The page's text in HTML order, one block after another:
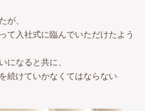
が、
て入社式に臨んでいただけたよう
になると共に、
続けていかなくてはならない